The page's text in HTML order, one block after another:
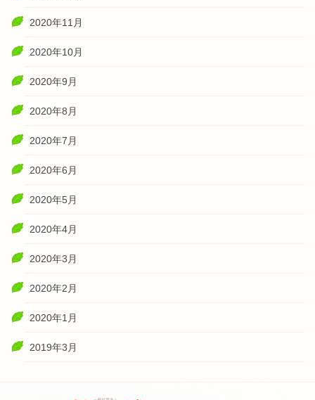
2020年11月
2020年10月
2020年9月
2020年8月
2020年7月
2020年6月
2020年5月
2020年4月
2020年3月
2020年2月
2020年1月
2019年3月